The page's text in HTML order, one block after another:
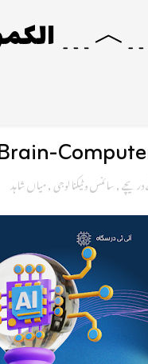
,سائنس و ٹیکنالوجی,میاں شاہد